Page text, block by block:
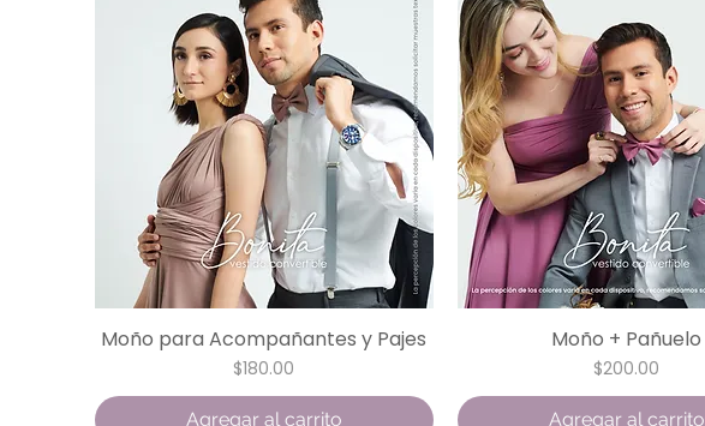
Vista rápida
Moño para Acompañantes y Pajes
Precio
$180.00
Agregar al carrito
Vista rápida
Moño + Pañuelo
Precio
$200.00
Agregar al carrito